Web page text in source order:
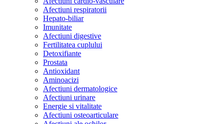
Afectiuni respiratorii
Hepato-biliar
Imunitate
Afectiuni digestive
Fertilitatea cuplului
Detoxifiante
Prostata
Antioxidant
Aminoacizi
Afectiuni dermatologice
Afectiuni urinare
Energie si vitalitate
Afectiuni osteoarticulare